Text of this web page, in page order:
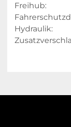
Hydraulik:       			4 Steuerventile inkl.